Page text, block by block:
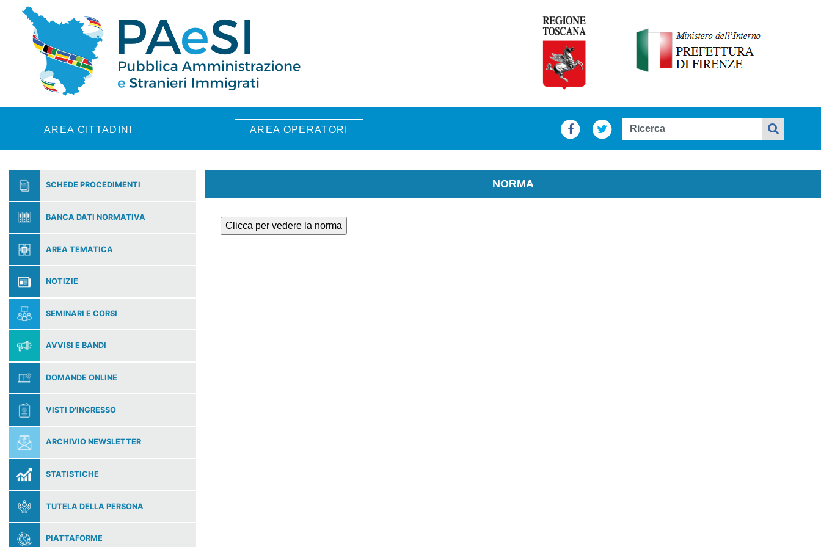
Skip to main content
AREA CITTADINI AREA OPERATORI
SCHEDE PROCEDIMENTI
BANCA DATI NORMATIVA
AREA TEMATICA
NOTIZIE
SEMINARI E CORSI
AVVISI E BANDI
DOMANDE ONLINE
VISTI D'INGRESSO
ARCHIVIO NEWSLETTER
STATISTICHE
TUTELA DELLA PERSONA
PIATTAFORME
NORMA
Clicca per vedere la norma